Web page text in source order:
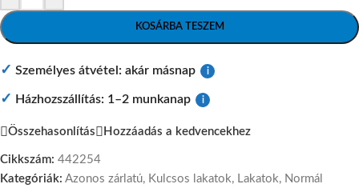
KOSÁRBA TESZEM
✓ Személyes átvétel: akár másnap i
✓ Házhozszállítás: 1–2 munkanap i
Összehasonlítás Hozzáadás a kedvencekhez
Cikkszám: 442254
Kategóriák: Azonos zárlatú, Kulcsos lakatok, Lakatok, Normál